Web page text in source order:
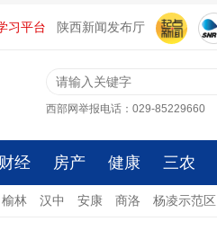
习平台 陕西新闻发布厅
西部网举报电话：029-85229660
财经 房产 健康 三农
榆林 汉中 安康 商洛 杨凌示范区